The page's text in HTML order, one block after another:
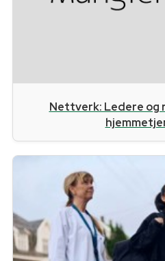
Nettverk: Ledere og